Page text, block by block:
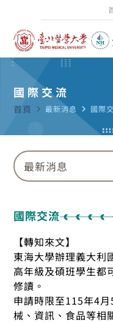
國際交流
首頁 navigate_next 最新消息 navigate_next 國際
最新消息
國際交流
【轉知來文】
東海大學辦理義大利
高年級及碩班學生都
修讀。
申請時限至115年4
械、資訊、食品等相